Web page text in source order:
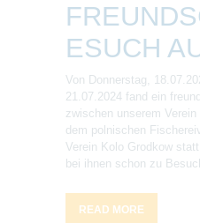
ESUCH
Von Donnerstag,
21.07.2024 fand ein
zwischen unserem
dem polnischen
Verein Kolo Grodkow
bei ihnen schon zu
READ MORE